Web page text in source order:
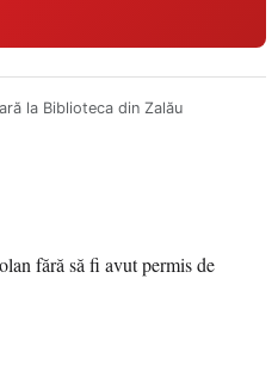
la Biblioteca din Zalău